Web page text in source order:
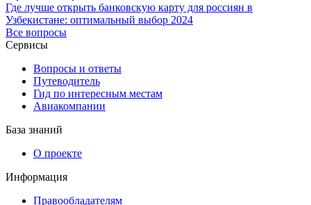
Где лучше открыть банковскую карту для россиян в
Узбекистане: оптимальный выбор 2024
Все вопросы
Сервисы
Вопросы и ответы
Путеводитель
Гид по интересным местам
Авиакомпании
База знаний
О проекте
Информация
Правообладателям